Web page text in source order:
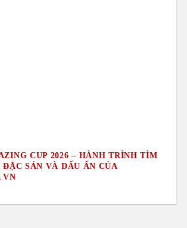
CUP 2026 – HÀNH TRÌNH TÌM
SẢN VÀ DẤU ẤN CỦA
VN